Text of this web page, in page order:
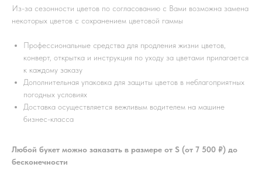
Из-за сезонности цветов по согласованию с Вами возможна замена
некоторых цветов с сохранением цветовой гаммы
Профессиональные средства для продления жизни цветов,
конверт, открытка и инструкция по уходу за цветами прилагается
к каждому заказу
Дополнительная упаковка для защиты цветов в неблагоприятных
погодных условиях
Доставка осуществляется вежливым водителем на машине
бизнес-класса
Любой букет можно заказать в размере от S (от 7 500 ₽) до
бесконечности